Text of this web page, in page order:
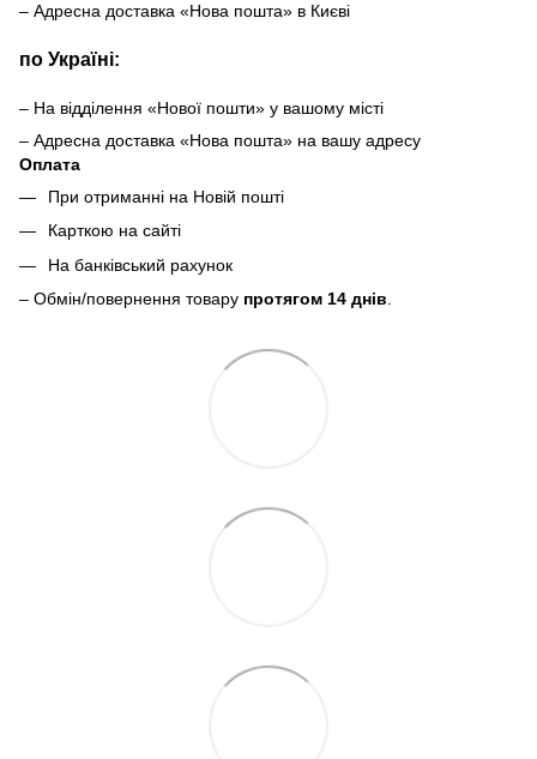
– Адресна доставка «Нова пошта» в Києві
по Україні:
– На відділення «Нової пошти» у вашому місті
– Адресна доставка «Нова пошта» на вашу адресу
Оплата
При отриманні на Новій пошті
Карткою на сайті
На банківський рахунок
– Обмін/повернення товару протягом 14 днів